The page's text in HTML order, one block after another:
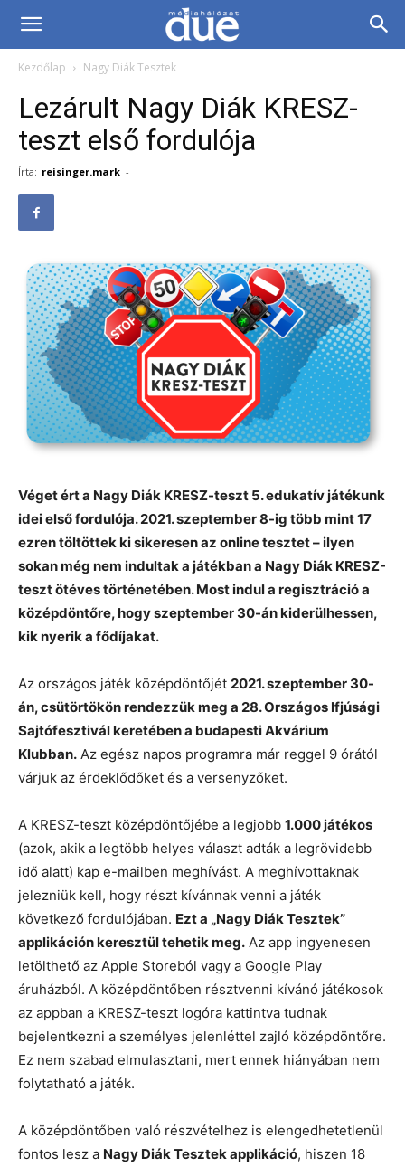
DUE
Médiahálózat…
Kezdőlap Nagy Diák Tesztek
Lezárult Nagy Diák KRESZ-
teszt első fordulója
Írta: reisinger.mark -
Véget ért a Nagy Diák KRESZ-teszt 5. edukatív játékunk
idei első fordulója. 2021. szeptember 8-ig több mint 17
ezren töltöttek ki sikeresen az online tesztet – ilyen
sokan még nem indultak a játékban a Nagy Diák KRESZ-
teszt ötéves történetében. Most indul a regisztráció a
középdöntőre, hogy szeptember 30-án kiderülhessen,
kik nyerik a fődíjakat.
Az országos játék középdöntőjét 2021. szeptember 30-
án, csütörtökön rendezzük meg a 28. Országos Ifjúsági
Sajtófesztivál keretében a budapesti Akvárium
Klubban. Az egész napos programra már reggel 9 órától
várjuk az érdeklődőket és a versenyzőket.
A KRESZ-teszt középdöntőjébe a legjobb 1.000 játékos
(azok, akik a legtöbb helyes választ adták a legrövidebb
idő alatt) kap e-mailben meghívást. A meghívottaknak
jelezniük kell, hogy részt kívánnak venni a játék
következő fordulójában. Ezt a „Nagy Diák Tesztek”
applikáción keresztül tehetik meg. Az app ingyenesen
letölthető az Apple Storeból vagy a Google Play
áruházból. A középdöntőben résztvenni kívánó játékosok
az appban a KRESZ-teszt logóra kattintva tudnak
bejelentkezni a személyes jelenléttel zajló középdöntőre.
Ez nem szabad elmulasztani, mert ennek hiányában nem
folytatható a játék.
A középdöntőben való részvételhez is elengedhetetlenül
fontos lesz a Nagy Diák Tesztek applikáció, hiszen 18